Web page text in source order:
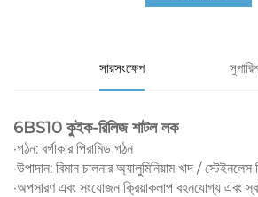
সারসংক্ষেপ
6BS10 কুইক-রিলিজ শাটল লক
·গঠন: বর্গাকার পিরামিড গঠন
·উপাদান: বিমান চালনার অ্যালুমিনিয়াম খাদ / স্টেইনলেস
·অপসারণ এবং সংযোজন ক্রিয়াকলাপ বহনযোগ্য এবং